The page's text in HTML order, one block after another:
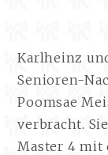
Karlheinz
Senioren-
Poomsae
verbracht.
Master 4 mit